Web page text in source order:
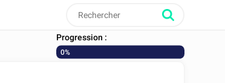
Progression :
0%